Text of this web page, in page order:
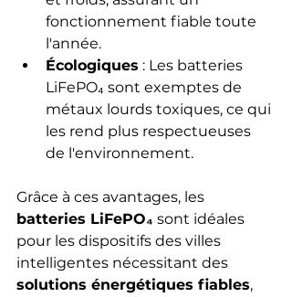
fonctionnement fiable toute
l'année.
Écologiques : Les batteries
LiFePO₄ sont exemptes de
métaux lourds toxiques, ce qui
les rend plus respectueuses
de l'environnement.
Grâce à ces avantages, les
batteries LiFePO₄ sont idéales
pour les dispositifs des villes
intelligentes nécessitant des
solutions énergétiques fiables,